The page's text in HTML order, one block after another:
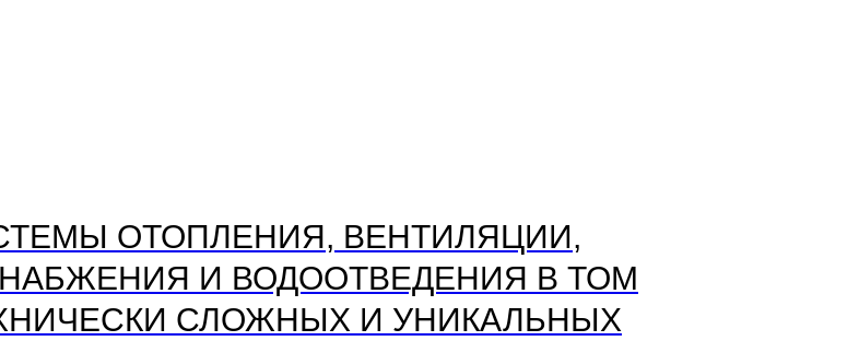
ОТОПЛЕНИЯ, ВЕНТИЛЯЦИИ,
И ВОДООТВЕДЕНИЯ В ТОМ
СЛОЖНЫХ И УНИКАЛЬНЫХ